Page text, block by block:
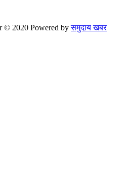
© 2020 Powered byसमुदाय खबर